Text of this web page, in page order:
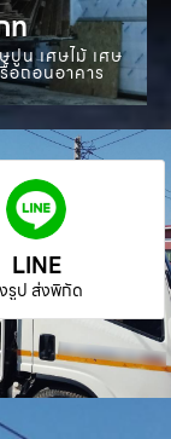
ท
ปูน เศษไม้ เศษ
อถอนอาคาร
LINE
รูป ส่งพิกัด